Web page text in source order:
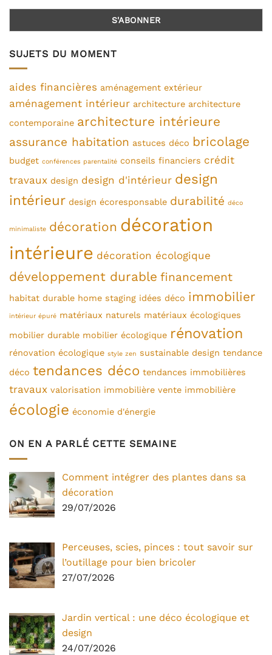
SUJETS DU MOMENT
aides financières aménagement extérieur
aménagement intérieur architecture architecture
contemporaine architecture intérieure
assurance habitation astuces déco bricolage
budget conférences parentalité conseils financiers crédit
travaux design design d'intérieur design
intérieur design écoresponsable durabilité déco
minimaliste décoration décoration
intérieure décoration écologique
développement durable financement
habitat durable home staging idées déco immobilier
intérieur épuré matériaux naturels matériaux écologiques
mobilier durable mobilier écologique rénovation
rénovation écologique style zen sustainable design tendance
déco tendances déco tendances immobilières
travaux valorisation immobilière vente immobilière
écologie économie d'énergie
ON EN A PARLÉ CETTE SEMAINE
Comment intégrer des plantes dans sa
décoration
29/07/2026
Perceuses, scies, pinces : tout savoir sur
l’outillage pour bien bricoler
27/07/2026
Jardin vertical : une déco écologique et
design
24/07/2026